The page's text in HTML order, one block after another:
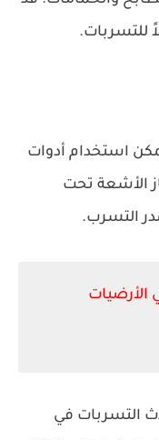
للتسربات.
استخدام أدوات
الأشعة تحت
التسرب.
الأرضيات
التسربات في